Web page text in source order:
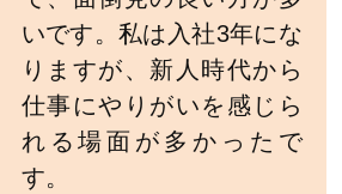
いです。私は入社3年にな
りますが、新人時代から
仕事にやりがいを感じら
れる場面が多かったで
す。